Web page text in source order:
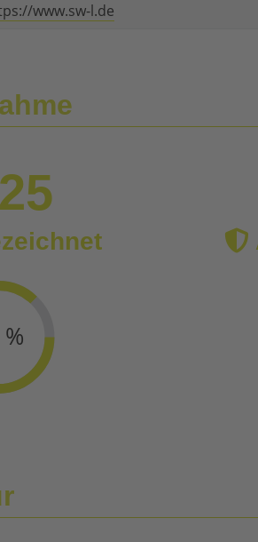
www.sw-l.de